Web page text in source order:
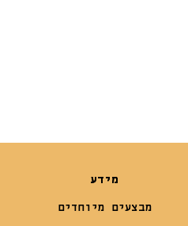
מידע
מבצעים מיוחדים